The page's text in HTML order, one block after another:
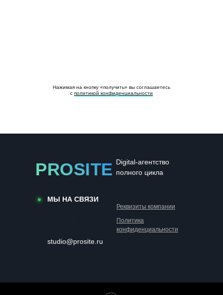
Нажимая на кнопку «получить» вы соглашаетесь
с политикой конфиденциальности
Политика
конфиденциальности
МЫ НА СВЯЗИ
Реквизиты компании
studio@prosite.ru
PROSITE Digital-агентство
полного цикла